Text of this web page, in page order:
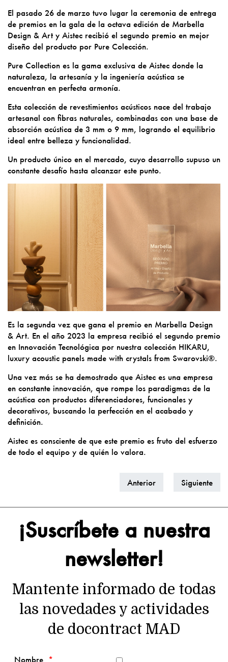
El pasado 26 de marzo tuvo lugar la ceremonia de entrega
de premios en la gala de la octava edición de Marbella
Design & Art y Aistec recibió el segundo premio en mejor
diseño del producto por Pure Colección.
Pure Collection es la gama exclusiva de Aistec donde la
naturaleza, la artesanía y la ingeniería acústica se
encuentran en perfecta armonía.
Esta colección de revestimientos acústicos nace del trabajo
artesanal con fibras naturales, combinadas con una base de
absorción acústica de 3 mm o 9 mm, logrando el equilibrio
ideal entre belleza y funcionalidad.
Un producto único en el mercado, cuyo desarrollo supuso un
constante desafío hasta alcanzar este punto.
Es la segunda vez que gana el premio en Marbella Design
& Art. En el año 2023 la empresa recibió el segundo premio
en Innovación Tecnológica por nuestra colección HIKARU,
luxury acoustic panels made with crystals from Swarovski®.
Una vez más se ha demostrado que Aistec es una empresa
en constante innovación, que rompe los paradigmas de la
acústica con productos diferenciadores, funcionales y
decorativos, buscando la perfección en el acabado y
definición.
Aistec es consciente de que este premio es fruto del esfuerzo
de todo el equipo y de quién lo valora.
Anterior Siguiente
¡Suscríbete a nuestra
newsletter!
Mantente informado de todas
las novedades y actividades
de docontract MAD
Nombre